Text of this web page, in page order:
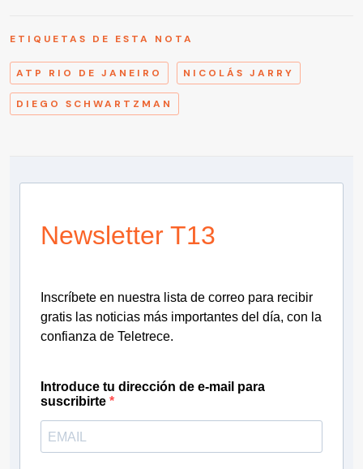
ETIQUETAS DE ESTA NOTA
ATP RIO DE JANEIRO NICOLÁS JARRY
DIEGO SCHWARTZMAN
Newsletter T13
Inscríbete en nuestra lista de correo para recibir
gratis las noticias más importantes del día, con la
confianza de Teletrece.
Introduce tu dirección de e-mail para
suscribirte